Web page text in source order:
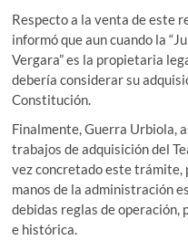
Respecto a la venta de este
informó que aun cuando la
Vergara” es la propietaria
debería considerar su
Constitución.
Finalmente, Guerra Urbiola,
trabajos de adquisición del
vez concretado este trámite,
manos de la administración
debidas reglas de operación,
e histórica.